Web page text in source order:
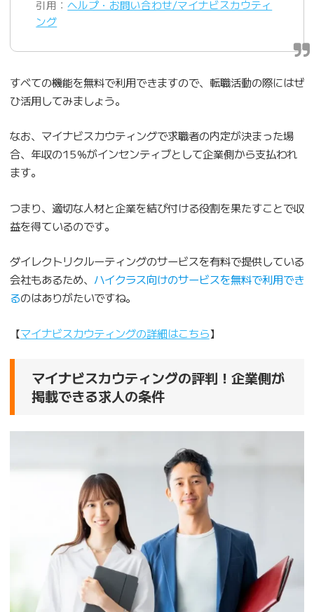
引用：ヘルプ・お問い合わせ/マイナビスカウティ
ング
すべての機能を無料で利用できますので、転職活動の際にはぜ
ひ活用してみましょう。
なお、マイナビスカウティングで求職者の内定が決まった場
合、年収の15％がインセンティブとして企業側から支払われ
ます。
つまり、適切な人材と企業を結び付ける役割を果たすことで収
益を得ているのです。
ダイレクトリクルーティングのサービスを有料で提供している
会社もあるため、 ハイクラス向けのサービスを無料で利用でき
るのはありがたいですね。
【マイナビスカウティングの詳細はこちら】
マイナビスカウティングの評判！企業側が
掲載できる求人の条件